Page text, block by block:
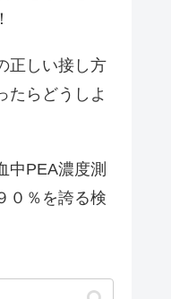
正しい接し方
たらどうしよ
中PEA濃度測
０％を誇る検